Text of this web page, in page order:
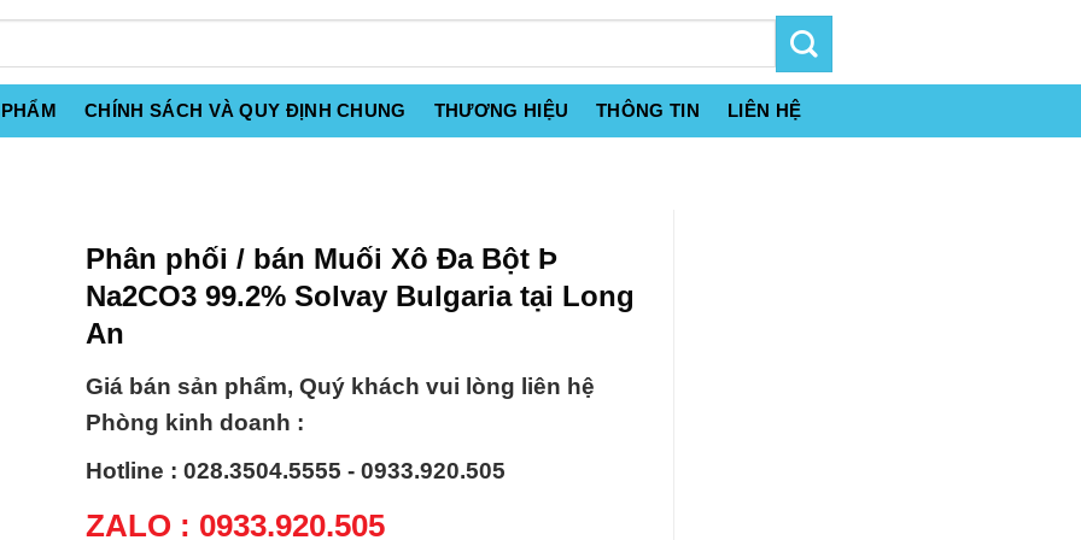
CHÍNH SÁCH VÀ QUY ĐỊNH CHUNG THƯƠNG HIỆU THÔNG TIN LIÊN HỆ
Phân phối / bán Muối Xô Đa Bột Þ
Na2CO3 99.2% Solvay Bulgaria tại Long
An
Giá bán sản phẩm, Quý khách vui lòng liên hệ
Phòng kinh doanh :
Hotline : 028.3504.5555 - 0933.920.505
ZALO : 0933.920.505